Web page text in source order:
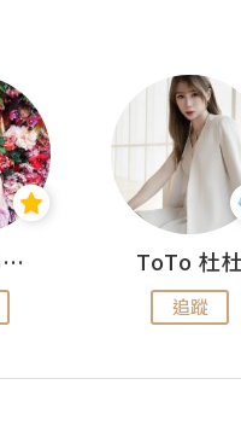
BeautySearch ToTo 杜
追蹤